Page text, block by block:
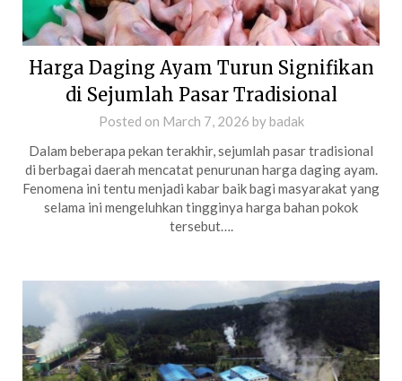
Harga Daging Ayam Turun Signifikan
di Sejumlah Pasar Tradisional
Posted on March 7, 2026 bybadak
Dalam beberapa pekan terakhir, sejumlah pasar tradisional
di berbagai daerah mencatat penurunan harga daging ayam.
Fenomena ini tentu menjadi kabar baik bagi masyarakat yang
selama ini mengeluhkan tingginya harga bahan pokok
tersebut….